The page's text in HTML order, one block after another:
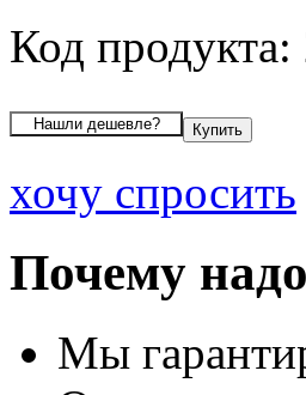
Код продукта:
хочу спросить
Почему
Мы